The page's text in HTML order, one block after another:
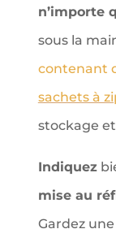
n’importe
sous la
contenant
sachets à
stockage
Indiquez
mise au
Gardez